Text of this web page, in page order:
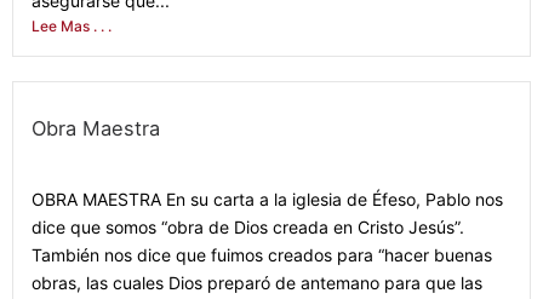
Lee Mas . . .
Obra Maestra
OBRA MAESTRA En su carta a la iglesia de Éfeso, Pablo nos
dice que somos “obra de Dios creada en Cristo Jesús”.
También nos dice que fuimos creados para “hacer buenas
obras, las cuales Dios preparó de antemano para que las